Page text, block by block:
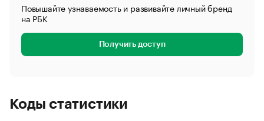
Повышайте узнаваемость и развивайте личный бренд
на РБК
Получить доступ
Коды статистики